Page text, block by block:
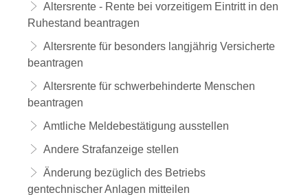
Altersrente - Rente bei vorzeitigem Eintritt in den
Ruhestand beantragen
Altersrente für besonders langjährig Versicherte
beantragen
Altersrente für schwerbehinderte Menschen
beantragen
Amtliche Meldebestätigung ausstellen
Andere Strafanzeige stellen
Änderung bezüglich des Betriebs
gentechnischer Anlagen mitteilen